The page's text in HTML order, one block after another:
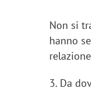
Non si
hanno
3. Da